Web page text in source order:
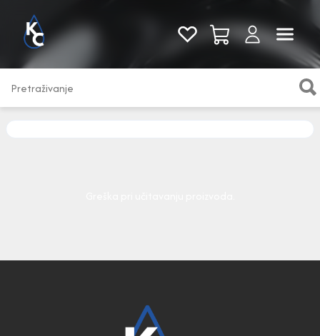
Pogledaj sve